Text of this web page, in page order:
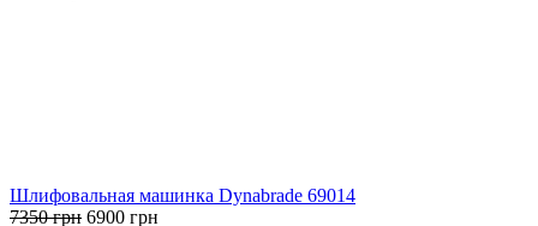
Шлифовальная машинка Dynabrade 69014
7350грн Первоначальная
6900 грн